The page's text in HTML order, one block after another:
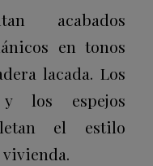
acabados
en tonos
lacada. Los
y los espejos
el estilo
vivienda.